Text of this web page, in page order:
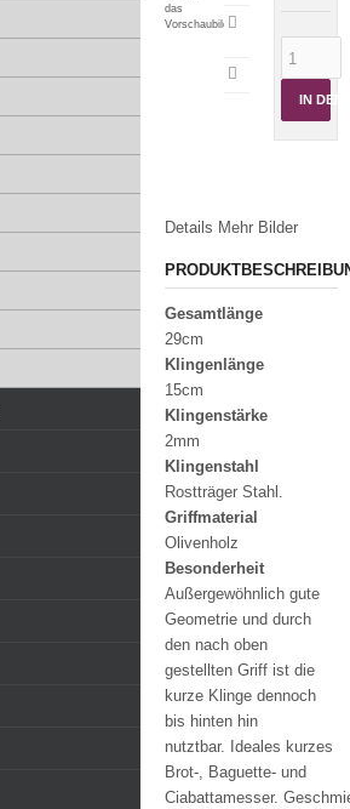
das
Vorschaubild
IN DEN
drucken
Details Mehr Bilder
Gesamtlänge
29cm
Klingenlänge
15cm
Klingenstärke
2mm
Klingenstahl
Rostträger Stahl.
Griffmaterial
Olivenholz
Besonderheit
Außergewöhnlich gute
Geometrie und durch
den nach oben
gestellten Griff ist die
kurze Klinge dennoch
bis hinten hin
nutztbar. Ideales kurzes
Brot-, Baguette- und
Ciabattamesser.